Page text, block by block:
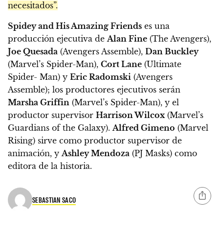
necesitados”.
Spidey and His Amazing Friends es una
producción ejecutiva deAlan Fine (The Avengers),
Joe Quesada (Avengers Assemble), Dan Buckley
(Marvel’s Spider-Man), Cort Lane (Ultimate
Spider- Man) y Eric Radomski (Avengers
Assemble); los productores ejecutivos serán
Marsha Griffin (Marvel’s Spider-Man), y el
productor supervisor Harrison Wilcox(Marvel’s
Guardians of the Galaxy).Alfred Gimeno (Marvel
Rising) sirve como productor supervisor de
animación, yAshley Mendoza (PJ Masks) como
editora de la historia.
SEBASTIAN SACO